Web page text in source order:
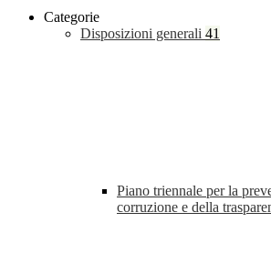
Categorie
Disposizioni generali 41
Piano triennale per la
corruzione e della